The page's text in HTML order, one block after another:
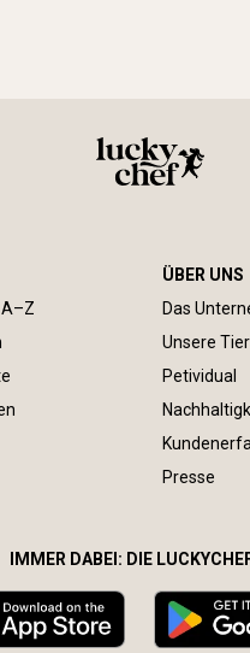
ÜBER UNS
Das
Unsere
Petividual
Presse
IMMER DABEI: DIE